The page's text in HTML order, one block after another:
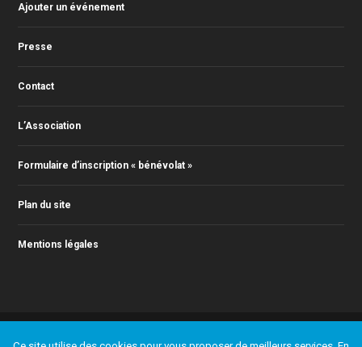
Ajouter un événement
Presse
Contact
L’Association
Formulaire d’inscription « bénévolat »
Plan du site
Mentions légales